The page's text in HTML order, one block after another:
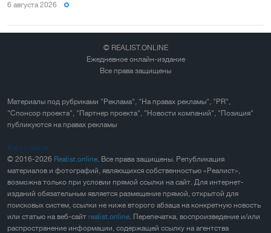
6 августа 2026
© REALIST.ONLINE
Ежедневное онлайн-издание
Все права защищены
Материалы под рубриками "Реклама", "На правах рекламы", "PR",
"Спонсор проекта", "Партнер проекта", "Новости компаний", "Позиция"
публикуются на правах рекламы
Карта сайта
© 2016-2026 Realist.online . Все права защищены. Републикация
материалов и фотографий, являющихся собственностью «Реалист»,
возможна только при условии прямой ссылки на сайт. Для интернет-
изданий обязательным является размещение прямой, открытой для
поисковых систем, ссылки не ниже второго абзаца на конкретную новость
или статью на веб-сайт realist.online . Перепечатка, воспроизведение и/или
распространение информации, содержащей ссылку на агентства